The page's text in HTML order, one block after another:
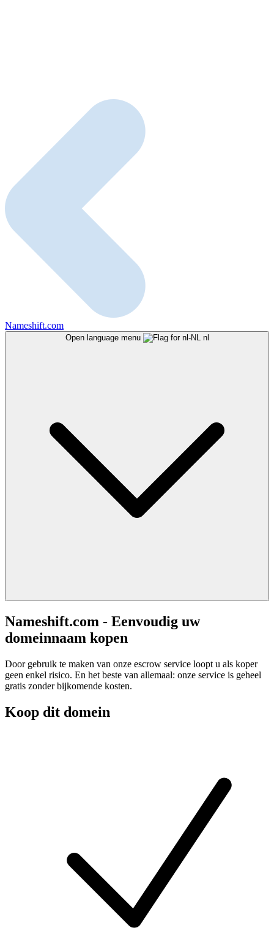
Nameshift.com
Open language menu nl
Nameshift.com - Eenvoudig uw
domeinnaam kopen
Door gebruik te maken van onze escrow service loopt u als koper
geen enkel risico. En het beste van allemaal: onze service is geheel
gratis zonder bijkomende kosten.
Koop dit domein